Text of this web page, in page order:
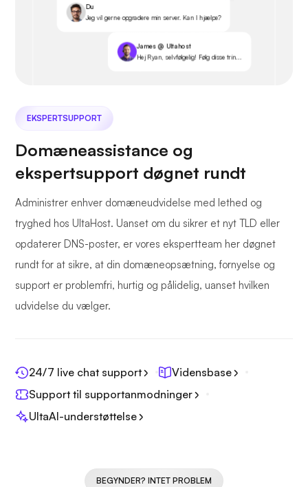
Du
Jeg vil gerne opgradere min server. Kan I hjælpe?
James @ Ultahost
Hej Ryan, selvfølgelig! Følg disse trin...
EKSPERTSUPPORT
Domæneassistance og
ekspertsupport døgnet rundt
Administrer enhver domæneudvidelse med lethed og
tryghed hos UltaHost. Uanset om du sikrer et nyt TLD eller
opdaterer DNS-poster, er vores ekspertteam her døgnet
rundt for at sikre, at din domæneopsætning, fornyelse og
support er problemfri, hurtig og pålidelig, uanset hvilken
udvidelse du vælger.
24/7 live chat support
Vidensbase
Support til supportanmodninger
UltaAI-understøttelse
BEGYNDER? INTET PROBLEM